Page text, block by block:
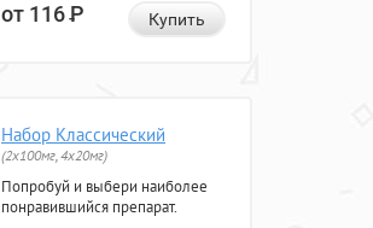
от 116Р Купить
Набор Классический
(2x100мг, 4x20мг)
Попробуй и выбери наиболее
понравившийся препарат.